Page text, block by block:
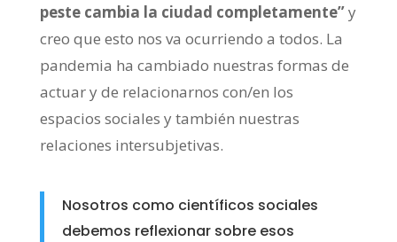
peste cambia la ciudad completamente”y
creo que esto nos va ocurriendo a todos. La
pandemia ha cambiado nuestras formas de
actuar y de relacionarnos con/en los
espacios sociales y también nuestras
relaciones intersubjetivas.
Nosotros como científicos sociales
debemos reflexionar sobre esos